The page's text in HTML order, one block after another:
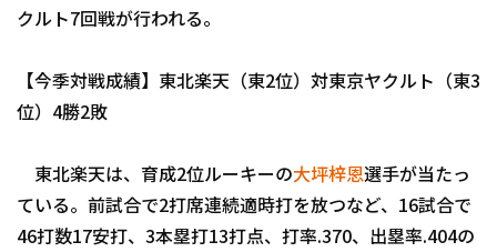
利用規約
運営会社（別ウィンドウで開く） よくある質問
特定商取引法の表示 アルバイト募集（別ウィンドウで開く
クルト7回戦が行われる。
【今季対戦成績】東北楽天（東2位）対東京ヤクルト（東3
位）4勝2敗
東北楽天は、育成2位ルーキーの大坪梓恩選手が当たっ
ている。前試合で2打席連続適時打を放つなど、16試合で
46打数17安打、3本塁打13打点、打率.370、出塁率.404の